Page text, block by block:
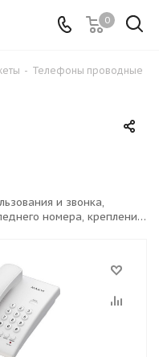
0
- Телефоны проводные
и звонка,
номера, крепление